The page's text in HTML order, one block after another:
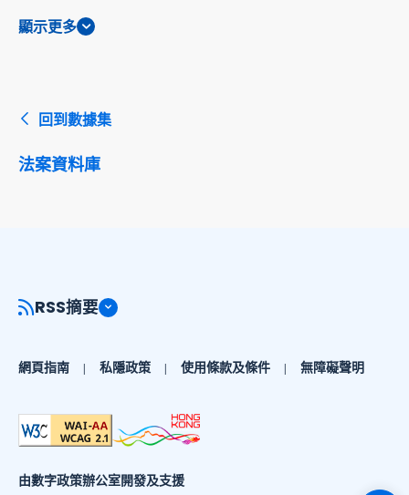
顯示更多
回到數據集
法案資料庫
RSS摘要
網頁指南 私隱政策 使用條款及條件 無障礙聲明
由數字政策辦公室開發及支援